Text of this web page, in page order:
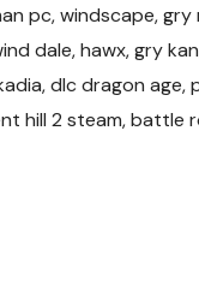
pc, windscape,
dale, hawx, gry
dlc dragon
hill 2 steam, battle